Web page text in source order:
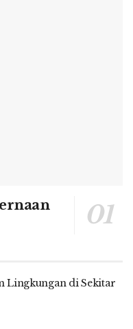
Lingkungan di Sekitar